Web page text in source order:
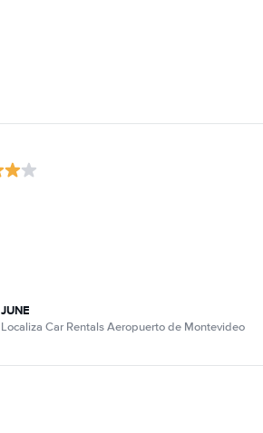
JUNE
Localiza Car Rentals Aeropuerto de Montevideo